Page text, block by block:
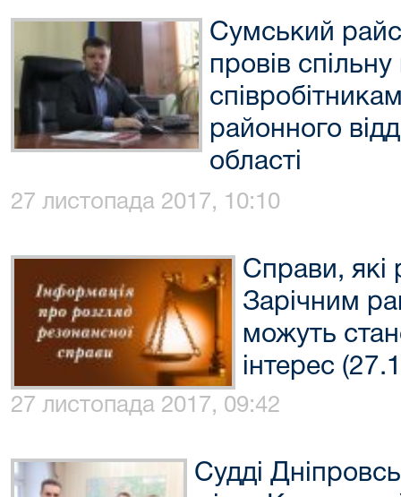
Сумський
провів
районного
області
27 листопада 2017, 10:10
Справи, які
Зарічним
можуть
інтерес
27 листопада 2017, 09:42
Судді